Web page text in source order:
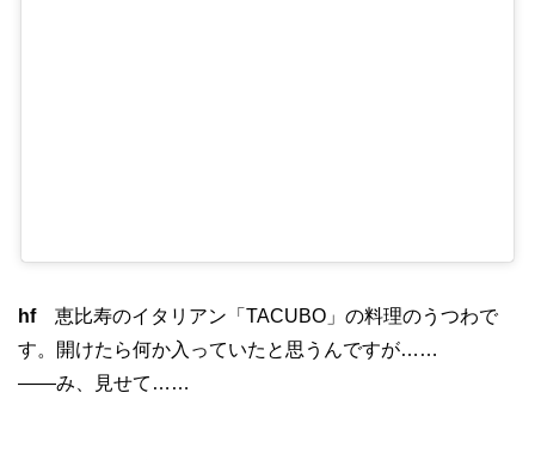
hf恵比寿のイタリアン「TACUBO」の料理のうつわで
す。開けたら何か入っていたと思うんですが……
——み、見せて……